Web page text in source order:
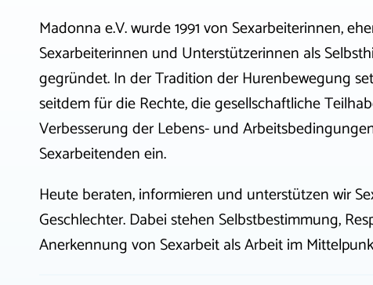
Madonna e.V. wurde 1991 von Sexarbeiterinnen,
Sexarbeiterinnen und Unterstützerinnen als
gegründet. In der Tradition der Hurenbewegung
seitdem für die Rechte, die gesellschaftliche
Verbesserung der Lebens- und
Sexarbeitenden ein.
Heute beraten, informieren und unterstützen wir
Geschlechter. Dabei stehen Selbstbestimmung,
Anerkennung von Sexarbeit als Arbeit im